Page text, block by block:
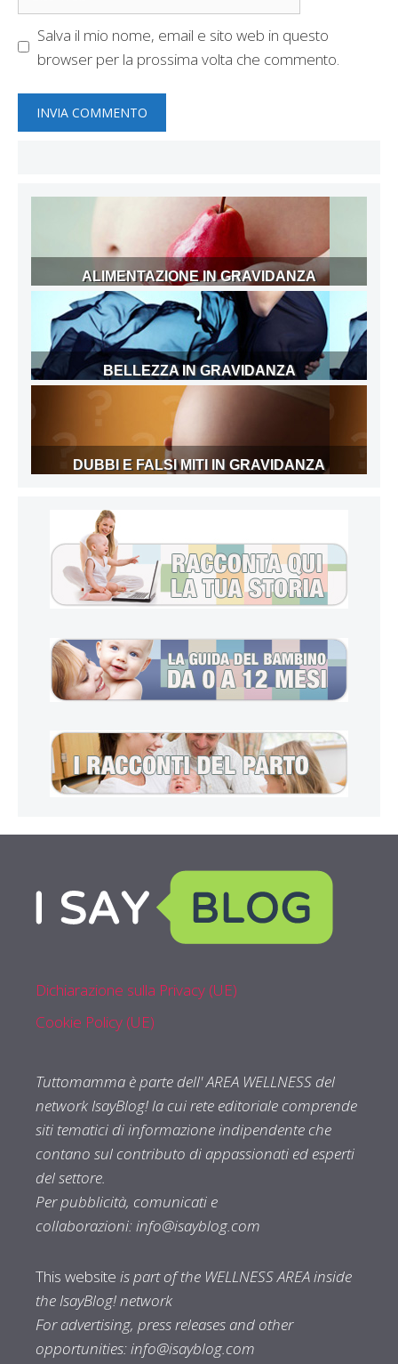
Salva il mio nome, email e sito web in questo
browser per la prossima volta che commento.
ALIMENTAZIONE IN GRAVIDANZA
BELLEZZA IN GRAVIDANZA
DUBBI E FALSI MITI IN GRAVIDANZA
Dichiarazione sulla Privacy (UE)
Cookie Policy (UE)
Tuttomamma è parte dell' AREA WELLNESS del
network IsayBlog! la cui rete editoriale comprende
siti tematici di informazione indipendente che
contano sul contributo di appassionati ed esperti
del settore.
Per pubblicità, comunicati e
collaborazioni:info@isayblog.com
This website is part of the WELLNESS AREA inside
the IsayBlog! network
For advertising, press releases and other
opportunities:info@isayblog.com